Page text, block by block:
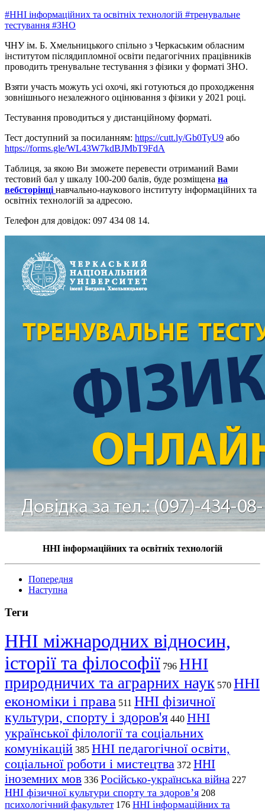
#ННІ інформаційних та освітніх технологій #тренувальне
тестування #ЗНО
ЧНУ ім. Б. Хмельницького спільно з Черкаським обласним
інститутом післядипломної освіти педагогічних працівників
проводить тренувальне тестування з фізики у форматі ЗНО.
Взяти участь можуть усі охочі, які готуються до проходження
зовнішнього незалежного оцінювання з фізики у 2021 році.
Тестування проводиться у дистанційному форматі.
Тест доступний за посиланням: https://cutt.ly/Gb0TyU9 або
https://forms.gle/WL43W7kdBJMbT9FdA
Таблиця, за якою Ви зможете перевести отриманий Вами
тестовий бал у шкалу 100-200 балів, буде розміщена на
вебсторінці навчально-наукового інституту інформаційних та
освітніх технологій за адресою.
Телефон для довідок: 097 434 08 14.
ННІ інформаційних та освітніх технологій
Попередня
Наступна
Теги
ННІ міжнародних відносин,
історії та філософії 796 ННІ
природничих та аграрних наук 570 ННІ
економіки і права 511 ННІ фізичної
культури, спорту і здоров'я 440 ННІ
української філології та соціальних
комунікацій 385 ННІ педагогічної освіти,
соціальної роботи і мистецтва 372 ННІ
іноземних мов 336 Російсько-українська війна 227
ННІ фізичної культури спорту та здоров’я 208
психологічний факультет 176 ННІ інформаційних та